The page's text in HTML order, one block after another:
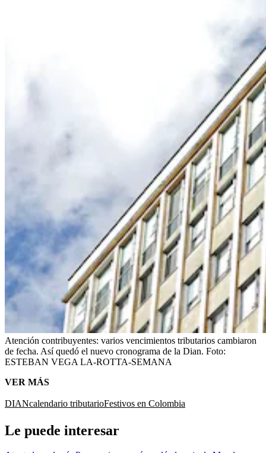
Atención contribuyentes: varios vencimientos tributarios cambiaron
de fecha. Así quedó el nuevo cronograma de la Dian. Foto:
ESTEBAN VEGA LA-ROTTA-SEMANA
VER MÁS
DIANcalendario tributarioFestivos en Colombia
Le puede interesar